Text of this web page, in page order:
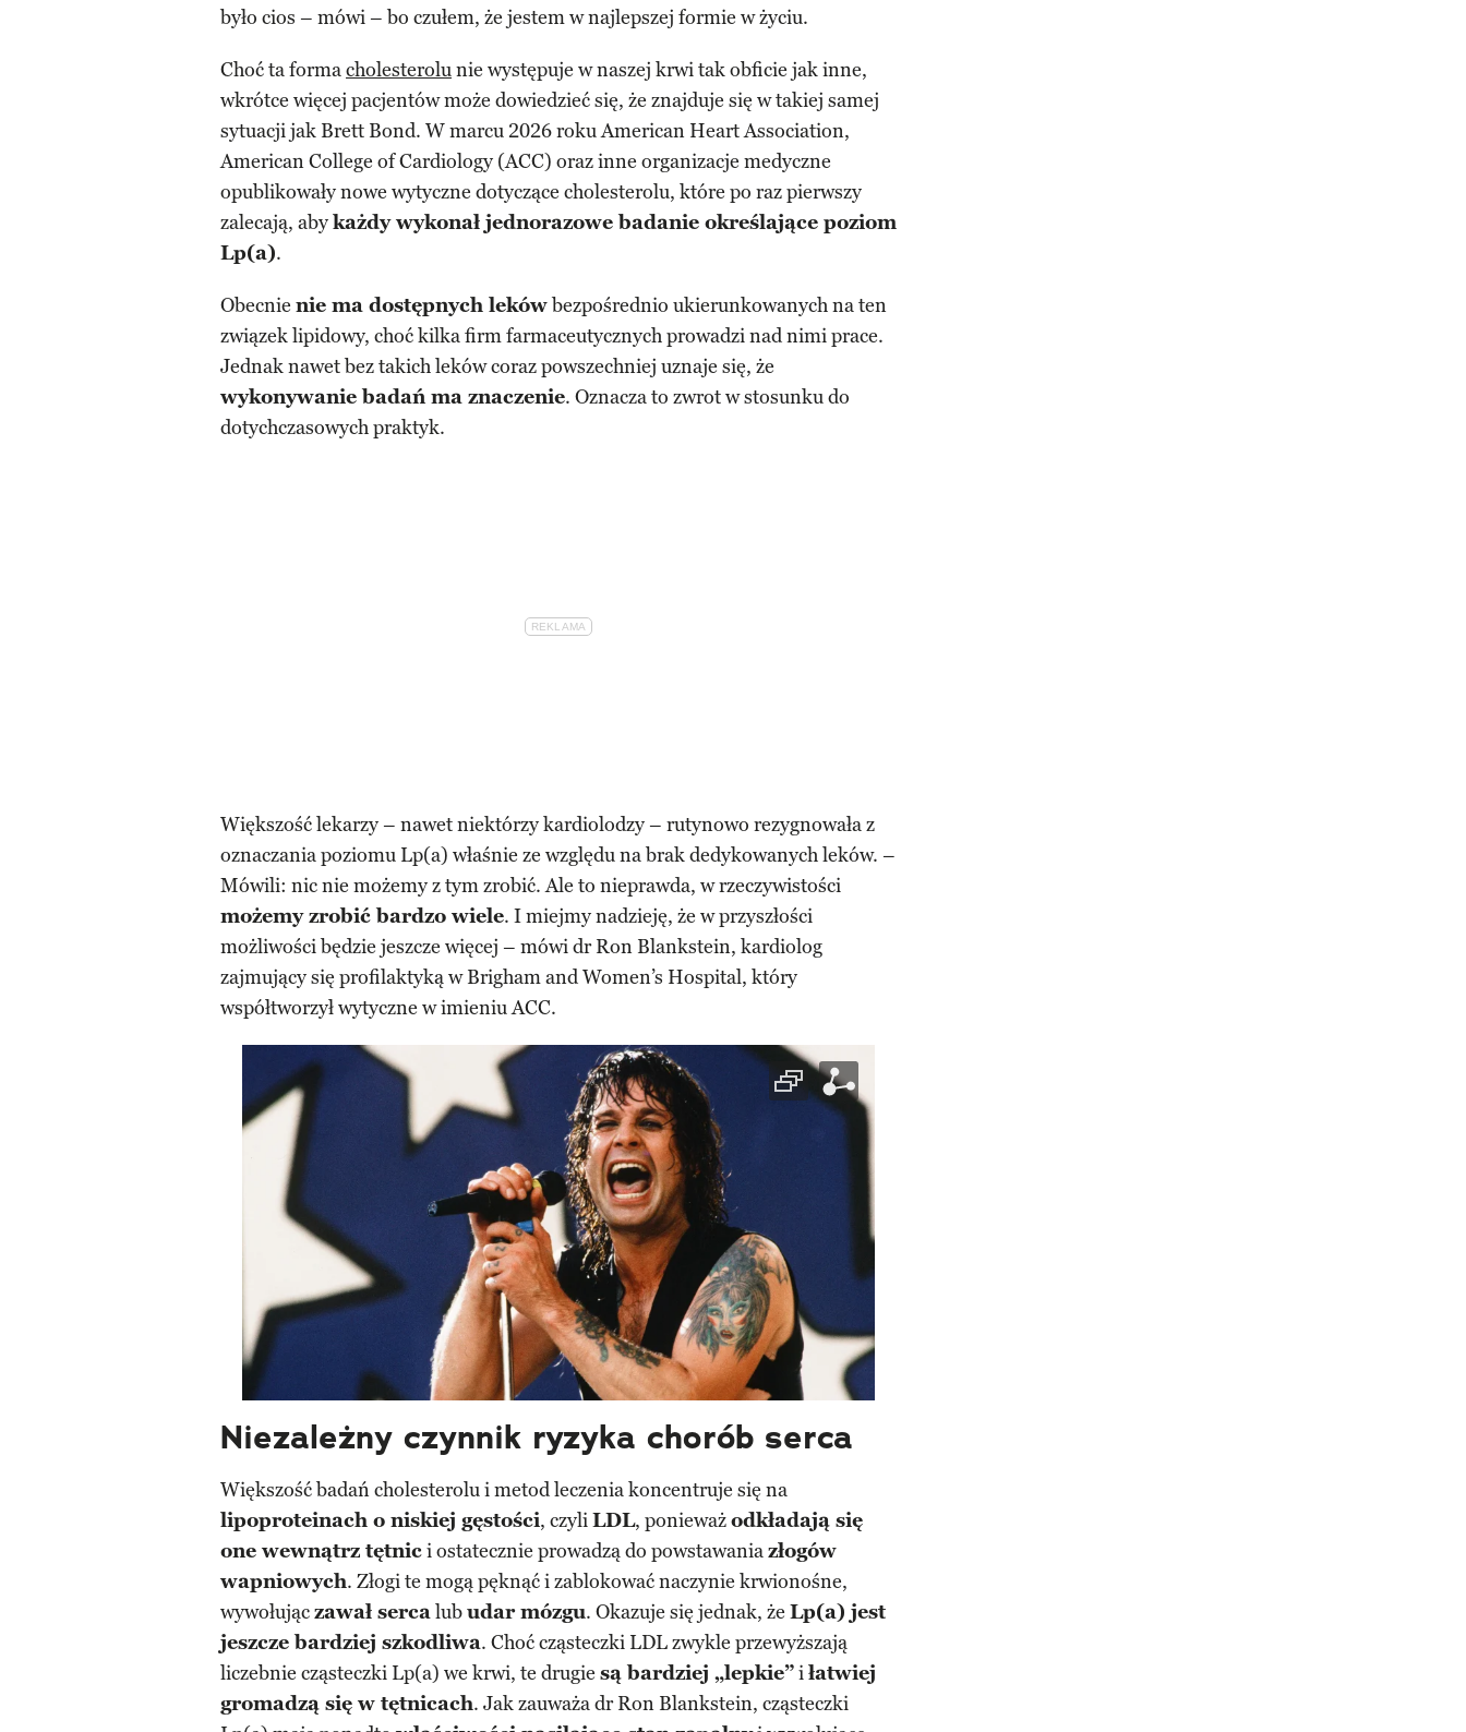
było cios – mówi – bo czułem, że jestem w najlepszej formie w życiu.
Choć ta formacholesterolunie występuje w naszej krwi tak obficie jak inne,
wkrótce więcej pacjentów może dowiedzieć się, że znajduje się w takiej samej
sytuacji jak Brett Bond. W marcu 2026 roku American Heart Association,
American College of Cardiology (ACC) oraz inne organizacje medyczne
opublikowały nowe wytyczne dotyczące cholesterolu, które po raz pierwszy
zalecają, abykażdy wykonał jednorazowe badanie określające poziom
Lp(a).
Obecnie nie ma dostępnych lekówbezpośrednio ukierunkowanych na ten
związek lipidowy, choć kilka firm farmaceutycznych prowadzi nad nimi prace.
Jednak nawet bez takich leków coraz powszechniej uznaje się, że
wykonywanie badań ma znaczenie. Oznacza to zwrot w stosunku do
dotychczasowych praktyk.
Większość lekarzy – nawet niektórzy kardiolodzy – rutynowo rezygnowała z
oznaczania poziomu Lp(a) właśnie ze względu na brak dedykowanych leków. –
Mówili: nic nie możemy z tym zrobić. Ale to nieprawda, w rzeczywistości
możemy zrobić bardzo wiele. I miejmy nadzieję, że w przyszłości
możliwości będzie jeszcze więcej – mówi dr Ron Blankstein, kardiolog
zajmujący się profilaktyką w Brigham and Women’s Hospital, który
współtworzył wytyczne w imieniu ACC.
Niezależny czynnik ryzyka chorób serca
Większość badań cholesterolu i metod leczenia koncentruje się na
lipoproteinach o niskiej gęstości, czyliLDL, ponieważodkładają się
one wewnątrz tętnici ostatecznie prowadzą do powstawaniazłogów
wapniowych. Złogi te mogą pęknąć i zablokować naczynie krwionośne,
wywołujączawał sercalubudar mózgu. Okazuje się jednak, że Lp(a) jest
jeszcze bardziej szkodliwa. Choć cząsteczki LDL zwykle przewyższają
liczebnie cząsteczki Lp(a) we krwi, te drugie są bardziej „lepkie”iłatwiej
gromadzą się w tętnicach. Jak zauważa dr Ron Blankstein, cząsteczki